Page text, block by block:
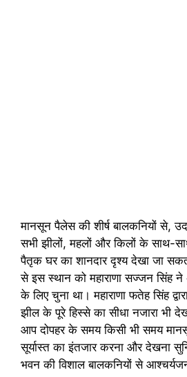
मानसून पैलेस की शीर्ष बालकनियों से,
सभी झीलों, महलों और किलों के साथ-
पैतृक घर का शानदार दृश्य देखा जा
से इस स्थान को महाराणा सज्जन सिंह ने
के लिए चुना था। महाराणा फतेह सिंह
झील के पूरे हिस्से का सीधा नजारा भी
आप दोपहर के समय किसी भी समय
सूर्यास्त का इंतजार करना और देखना
भवन की विशाल बालकनियों से